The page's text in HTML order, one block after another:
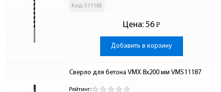
Код: 511185
Цена: 56 Р
-
Добавить в корзину
Сверло для бетона VMX 8х200 мм VM511187
Рейтинг: